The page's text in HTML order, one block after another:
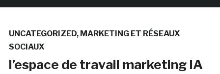
UNCATEGORIZED, MARKETING ET RÉSEAUX
SOCIAUX
l’espace de travail marketing IA